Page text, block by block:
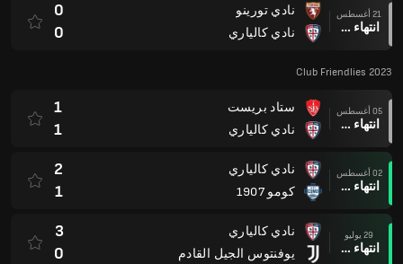
21 أغسطس
انتهاء وقت المباراة
نادي تورينو
نادي كالياري
0
0
Club Friendlies 2023
05 أغسطس
انتهاء وقت المباراة
ستاد بريست
نادي كالياري
1
1
02 أغسطس
انتهاء وقت المباراة
نادي كالياري
كومو 1907
2
1
29 يوليو
انتهاء وقت المباراة
نادي كالياري
يوفنتوس الجيل القادم
3
0